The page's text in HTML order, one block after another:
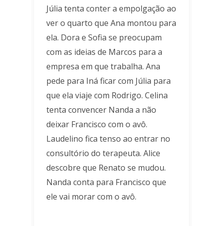
Júlia tenta conter a empolgação ao
ver o quarto que Ana montou para
ela. Dora e Sofia se preocupam
com as ideias de Marcos para a
empresa em que trabalha. Ana
pede para Iná ficar com Júlia para
que ela viaje com Rodrigo. Celina
tenta convencer Nanda a não
deixar Francisco com o avô.
Laudelino fica tenso ao entrar no
consultório do terapeuta. Alice
descobre que Renato se mudou.
Nanda conta para Francisco que
ele vai morar com o avô.